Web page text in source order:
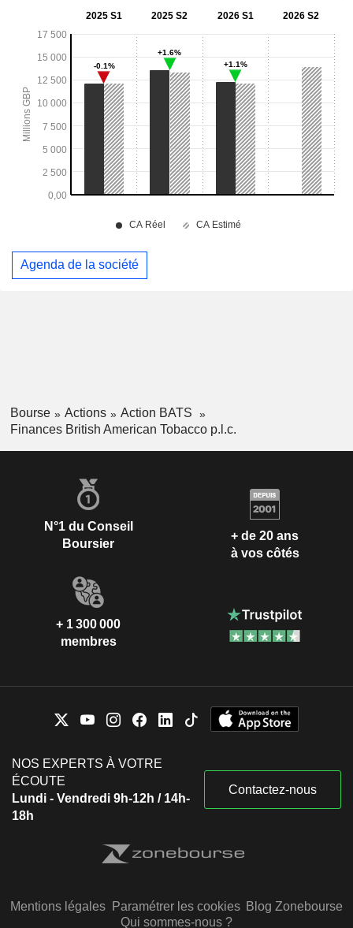
Agenda de la société
Bourse Actions
Action BATS
Finances British American Tobacco p.l.c.
N°1 du Conseil
Boursier
+ de 20 ans
à vos côtés
+ 1 300 000
membres
NOS EXPERTS À VOTRE
ÉCOUTE
Lundi - Vendredi 9h-12h / 14h-
18h
Contactez-nous
Mentions légales Paramétrer les cookies Blog Zonebourse
Qui sommes-nous ?